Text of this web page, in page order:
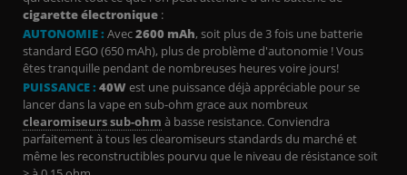
cigarette électronique :
AUTONOMIE : Avec2600 mAh, soit plus de 3 fois une batterie
standard EGO (650 mAh), plus de problème d'autonomie ! Vous
êtes tranquille pendant de nombreuses heures voire jours!
PUISSANCE : 40W est une puissance déjà appréciable pour se
lancer dans la vape en sub-ohm grace aux nombreux
clearomiseurs sub-ohm à basse resistance. Conviendra
parfaitement à tous les clearomiseurs standards du marché et
même les reconstructibles pourvu que le niveau de résistance soit